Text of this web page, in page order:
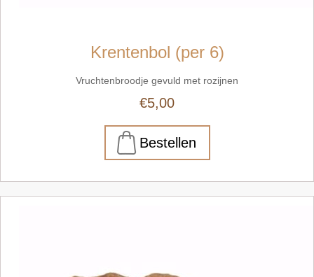
Krentenbol (per 6)
Vruchtenbroodje gevuld met rozijnen
€5,00